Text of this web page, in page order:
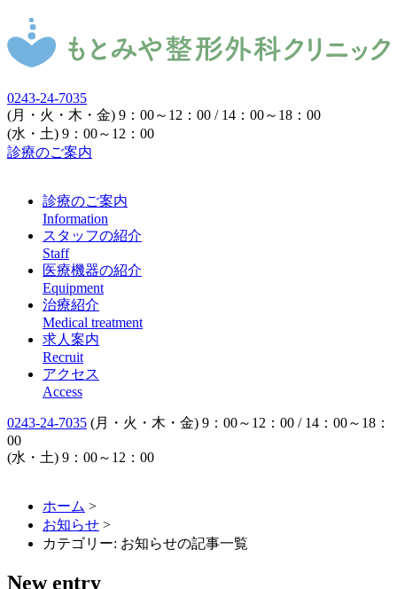
0243-24-7035
(月・火・木・金) 9：00～12：00 / 14：00～18：00
(水・土) 9：00～12：00
診療のご案内
診療のご案内
Information
スタッフの紹介
Staff
医療機器の紹介
Equipment
治療紹介
Medical treatment
求人案内
Recruit
アクセス
Access
0243-24-7035 (月・火・木・金) 9：00～12：00 / 14：00～18：
00
(水・土) 9：00～12：00
ホーム >
お知らせ >
カテゴリー: お知らせの記事一覧
New entry